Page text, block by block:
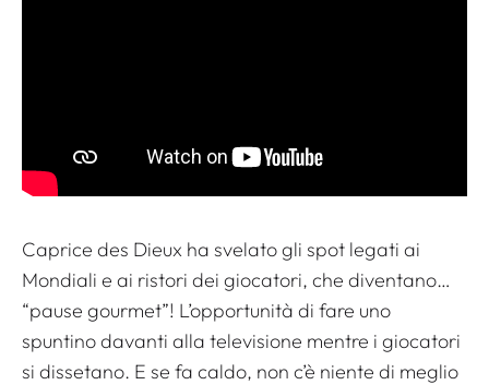
Caprice des Dieux ha svelato gli spot legati ai
Mondiali e ai ristori dei giocatori, che diventano…
“pause gourmet”! L’opportunità di fare uno
spuntino davanti alla televisione mentre i giocatori
si dissetano. E se fa caldo, non c’è niente di meglio